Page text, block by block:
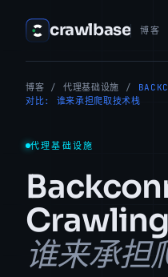
crawlbase 博客
博客 / 代理基础设施 /
对比: 谁来承担爬取技术栈
代理基础设施
Crawling
谁来承担